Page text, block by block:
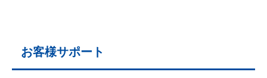
お客様サポート